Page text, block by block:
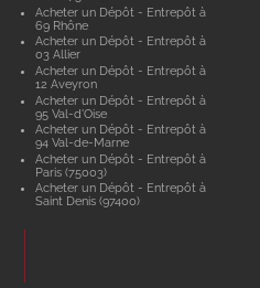
Acheter un Dépôt - Entrepôt à
69 Rhône
Acheter un Dépôt - Entrepôt à
03 Allier
Acheter un Dépôt - Entrepôt à
12 Aveyron
Acheter un Dépôt - Entrepôt à
95 Val-d'Oise
Acheter un Dépôt - Entrepôt à
94 Val-de-Marne
Acheter un Dépôt - Entrepôt à
Paris (75003)
Acheter un Dépôt - Entrepôt à
Saint Denis (97400)